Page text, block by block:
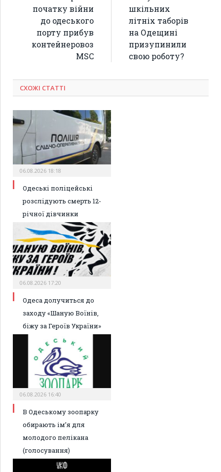
початку війни
до одеського
порту прибув
контейнеровоз
MSC
шкільних
літніх таборів
на Одещині
призупинили
свою роботу?
СХОЖІ СТАТТІ
06.08.2026 18:18
Одеські поліцейські
розслідують смерть 12-
річної дівчинки
06.08.2026 17:20
Одеса долучиться до
заходу «Шаную Воїнів,
біжу за Героїв України»
06.08.2026 16:40
В Одеському зоопарку
обирають ім’я для
молодого пелікана
(голосування)